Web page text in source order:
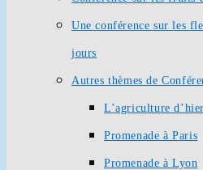
Une conférence sur les
jours
Autres thèmes de
L’agriculture
Promenade à Paris
Promenade à Lyon